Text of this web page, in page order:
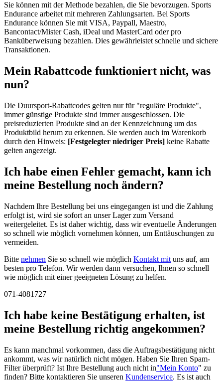
Sie können mit der Methode bezahlen, die Sie bevorzugen. Sports
Endurance arbeitet mit mehreren Zahlungsarten. Bei Sports
Endurance können Sie mit VISA, Paypall, Maestro,
Bancontact/Mister Cash, iDeal und MasterCard oder pro
Banküberweisung bezahlen. Dies gewährleistet schnelle und sichere
Transaktionen.
Mein Rabattcode funktioniert nicht, was
nun?
Die Duursport-Rabattcodes gelten nur für "reguläre Produkte",
immer günstige Produkte sind immer ausgeschlossen. Die
preisreduzierten Produkte sind an der Kennzeichnung um das
Produktbild herum zu erkennen. Sie werden auch im Warenkorb
durch den Hinweis: [Festgelegter niedriger Preis] keine Rabatte
gelten angezeigt.
Ich habe einen Fehler gemacht, kann ich
meine Bestellung noch ändern?
Nachdem Ihre Bestellung bei uns eingegangen ist und die Zahlung
erfolgt ist, wird sie sofort an unser Lager zum Versand
weitergeleitet. Es ist daher wichtig, dass wir eventuelle Änderungen
so schnell wie möglich vornehmen können, um Enttäuschungen zu
vermeiden.
Bitte nehmen Sie so schnell wie möglich Kontakt mit uns auf, am
besten pro Telefon. Wir werden dann versuchen, Ihnen so schnell
wie möglich mit einer geeigneten Lösung zu helfen.
071-4081727
Ich habe keine Bestätigung erhalten, ist
meine Bestellung richtig angekommen?
Es kann manchmal vorkommen, dass die Auftragsbestätigung nicht
ankommt, was wir natürlich nicht mögen. Haben Sie Ihren Spam-
Filter überprüft? Ist Ihre Bestellung auch nicht in"Mein Konto" zu
finden? Bitte kontaktieren Sie unseren Kundenservice. Es ist auch